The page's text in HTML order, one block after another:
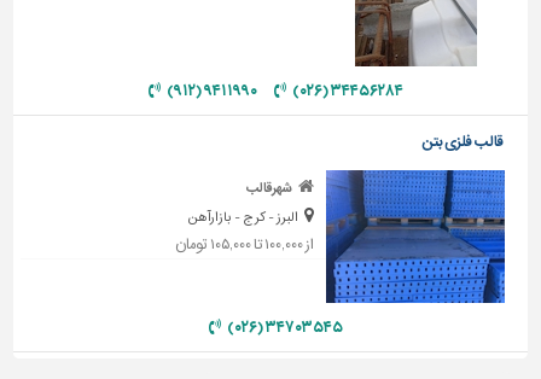
ترافیک
و
سازه
۳۴۴۵۶۲۸۴ (۰۲۶) ۹۴۱۱۹۹۰ (۹۱۲)
قالب فلزی بتن
شهرقالب
البرز - کرج - بازارآهن
از ۱۰۰,۰۰۰ تا ۱۰۵,۰۰۰ تومان
۳۴۷۰۳۵۴۵ (۰۲۶)